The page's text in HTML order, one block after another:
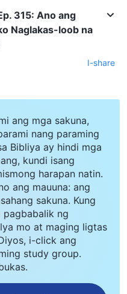
315: Ano ang
Naglakas-loob na
I-share
ang mga sakuna,
nang paraming
Bibliya ay hindi mga
kundi isang
harapan natin.
ang mauuna: ang
sakuna. Kung
pagbabalik ng
mo at maging ligtas
i-click ang
study group.